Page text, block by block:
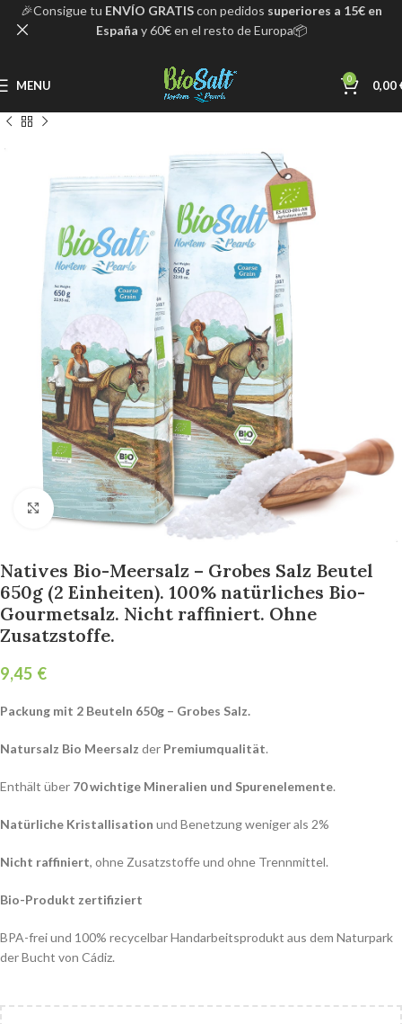
MENU 0 0,00
Click to enlarge
Natives Bio-Meersalz – Grobes Salz Beutel
650g (2 Einheiten). 100% natürliches Bio-
Gourmetsalz. Nicht raffiniert. Ohne
Zusatzstoffe.
€
Packung mit 2 Beuteln 650g – Grobes Salz.
Natursalz Bio Meersalz der Premiumqualität.
Enthält über 70 wichtige Mineralien und Spurenelemente.
Natürliche Kristallisation und Benetzung weniger als 2%
Nicht raffiniert, ohne Zusatzstoffe und ohne Trennmittel.
Bio-Produkt zertifiziert
BPA-frei und 100% recycelbar Handarbeitsprodukt aus dem Naturpark
der Bucht von Cádiz.
🎉Consigue tu ENVÍO GRATIScon pedidos superiores a 15€ en
España y 60€ en el resto de Europa📦